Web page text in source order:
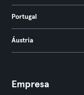
Portugal
Áustria
Empresa